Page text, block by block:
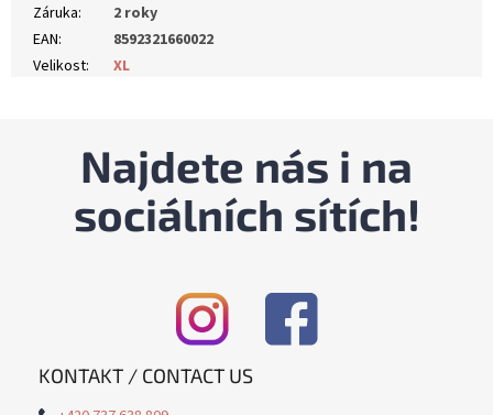
Záruka:
2 roky
EAN:
8592321660022
Velikost: XL
Najdete nás i na
sociálních sítích!
KONTAKT / CONTACT US